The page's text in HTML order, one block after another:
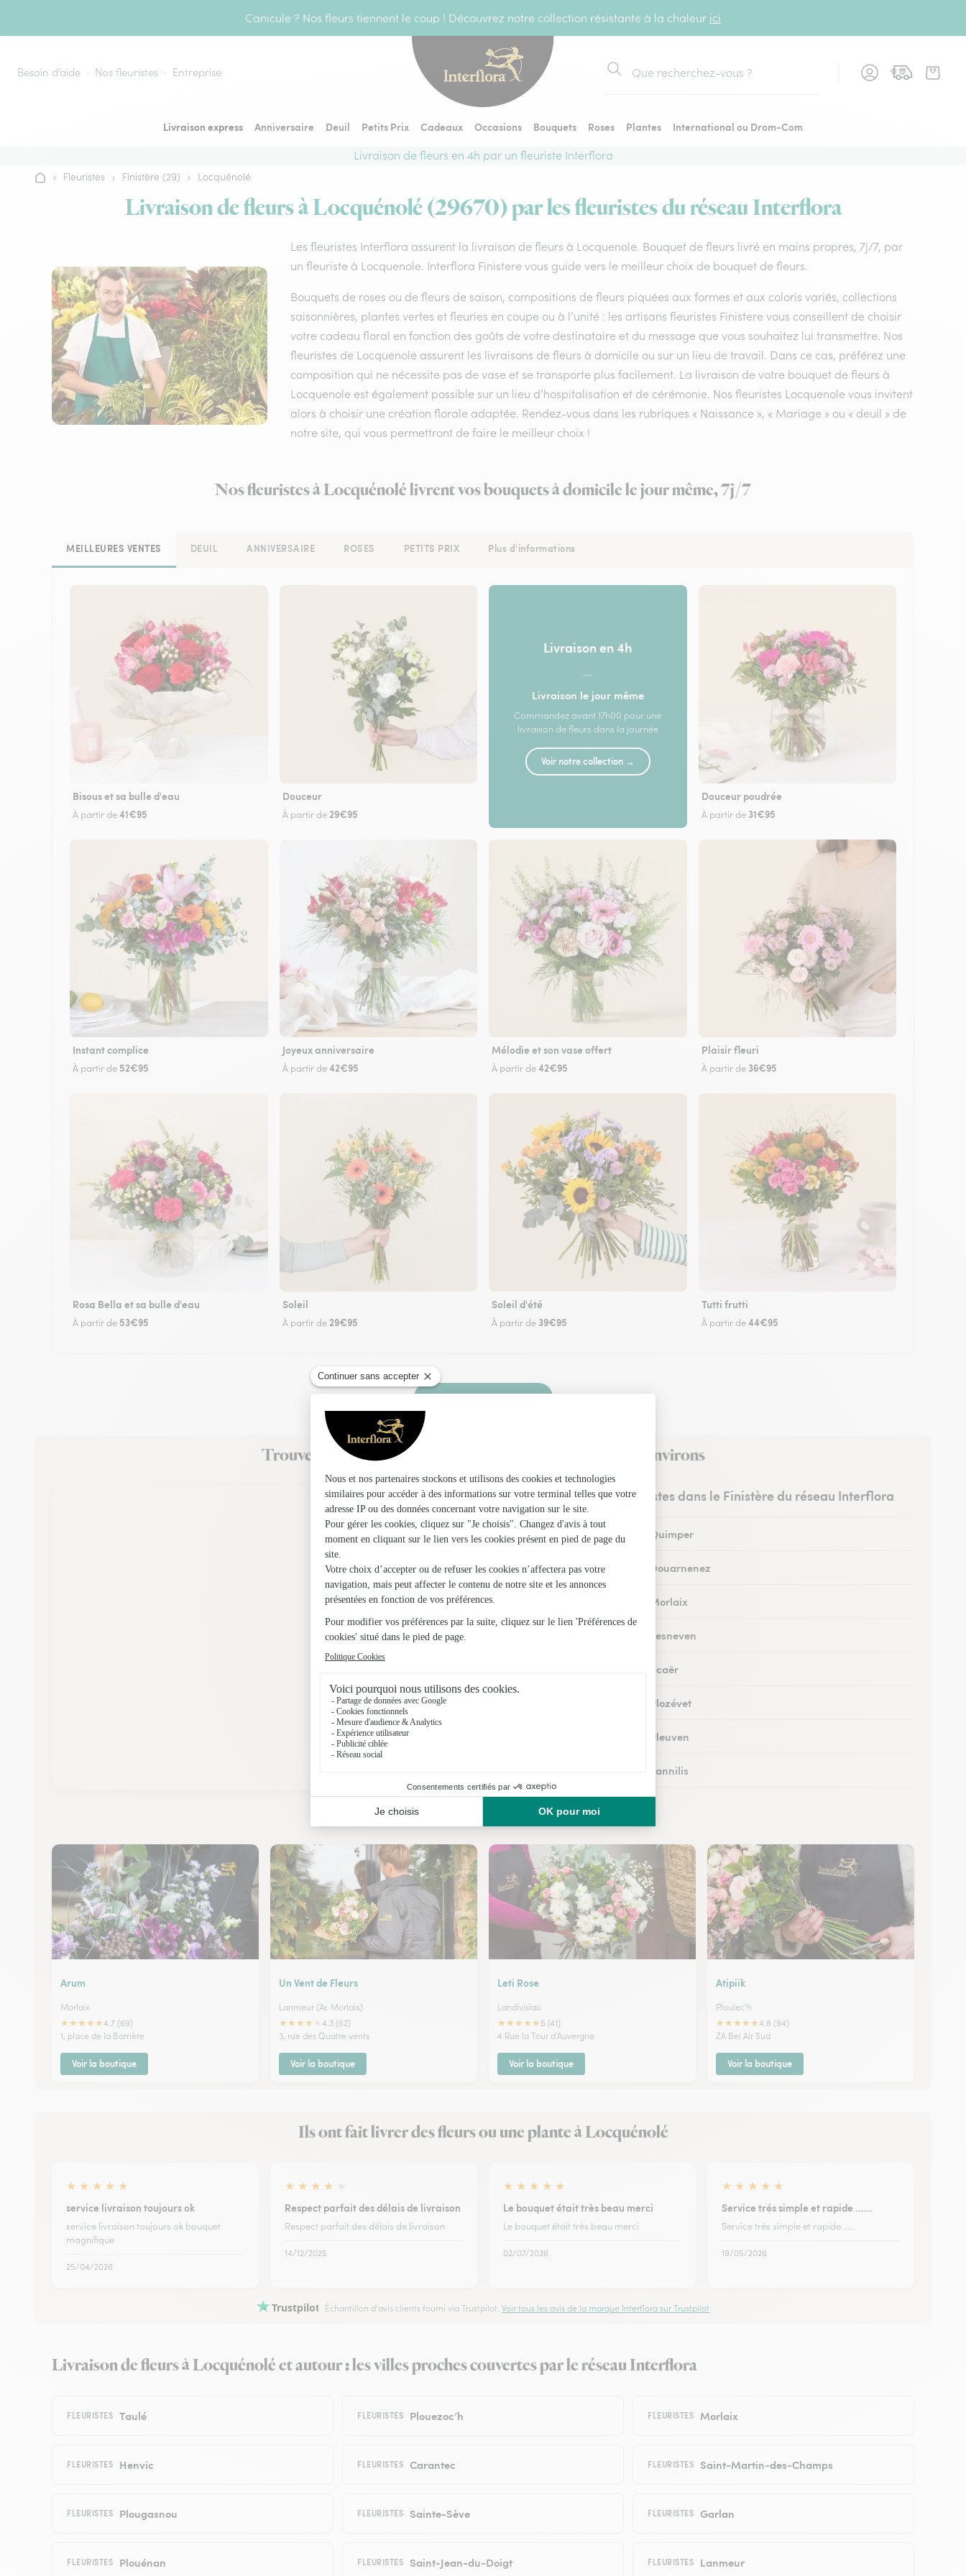
Canicule ? Nos fleurs tiennent le coup ! Découvrez notre collection résistante à la chaleur ici
Besoin d’aide Nos fleuristes Entreprise
Rechercher
Livraison express Anniversaire Deuil Petits Prix Cadeaux Occasions Bouquets Roses Plantes
International ou Drom-Com
Livraison de fleurs en 4h par un fleuriste Interflora
Accueil
› Fleuristes › Finistère (29) › Locquénolé
Livraison de fleurs à Locquénolé (29670) par les fleuristes du réseau Interflora
Les fleuristes Interflora assurent la livraison de fleurs à Locquenole. Bouquet de fleurs livré en mains propres, 7j/7, par
un fleuriste à Locquenole. Interflora Finistere vous guide vers le meilleur choix de bouquet de fleurs.
Bouquets de roses ou de fleurs de saison, compositions de fleurs piquées aux formes et aux coloris variés, collections
saisonnières, plantes vertes et fleuries en coupe ou à l’unité : les artisans fleuristes Finistere vous conseillent de choisir
votre cadeau floral en fonction des goûts de votre destinataire et du message que vous souhaitez lui transmettre. Nos
fleuristes de Locquenole assurent les livraisons de fleurs à domicile ou sur un lieu de travail. Dans ce cas, préférez une
composition qui ne nécessite pas de vase et se transporte plus facilement. La livraison de votre bouquet de fleurs à
Locquenole est également possible sur un lieu d’hospitalisation et de cérémonie. Nos fleuristes Locquenole vous invitent
alors à choisir une création florale adaptée. Rendez-vous dans les rubriques « Naissance », « Mariage » ou « deuil » de
notre site, qui vous permettront de faire le meilleur choix !
Nos fleuristes à Locquénolé livrent vos bouquets à domicile le jour même, 7j/7
MEILLEURES VENTES DEUIL ANNIVERSAIRE ROSES PETITS PRIX Plus d'informations
Bisous et sa bulle d'eau
À partir de41€95
Douceur
À partir de 29€95
Livraison en 4h
—
Livraison le jour même
Commandez avant 17h00 pour une
livraison de fleurs dans la journée
Voir notre collection →
Douceur poudrée
À partir de 31€95
Instant complice
À partir de 52€95
Joyeux anniversaire
À partir de42€95
Mélodie et son vase offert
À partir de42€95
Plaisir fleuri
À partir de 36€95
Rosa Bella et sa bulle d'eau
À partir de 53€95
Soleil
À partir de 29€95
Soleil d'été
À partir de 39€95
Tutti frutti
À partir de44€95
Faire livrer des fleurs
Trouvez un fleuriste Interflora à Locquénolé et dans ses environs
Les fleuristes dans le Finistère du réseau Interflora
Fleuristes à Quimper
Fleuristes à Douarnenez
Fleuristes à Morlaix
Fleuristes à Lesneven
Fleuristes à Scaër
Fleuristes à Plozévet
Fleuristes à Pleuven
Fleuristes à Lannilis
Nos fleuristes à Locquénolé
Arum
Morlaix
★★★★★4.7 (69)
1, place de la Barrière
Voir la boutique
Un Vent de Fleurs
Lanmeur (Ar. Morlaix)
★★★★
4.3 (62)
3, rue des Quatre vents
Voir la boutique
Leti Rose
Landivisiau
★★★★★ 5 (41)
4 Rue la Tour d'Auvergne
Voir la boutique
Atipiik
Ploulec'h
★★★★★4.8 (94)
ZA Bel Air Sud
Voir la boutique
Ils ont fait livrer des fleurs ou une plante à Locquénolé
★ ★ ★ ★ ★
service livraison toujours ok
service livraison toujours ok bouquet
magnifique
25/04/2026
★ ★ ★ ★
Respect parfait des délais de livraison
Respect parfait des délais de livraison
14/12/2025
★ ★ ★ ★ ★
Le bouquet était très beau merci
Le bouquet était très beau merci
02/07/2026
★ ★ ★ ★ ★
Service trés simple et rapide ......
Service trés simple et rapide ......
19/05/2026
Trustpilot Échantillon d'avis clients fourni via Trustpilot.Voir tous les avis de la marque Interflora sur Trustpilot
Livraison de fleurs à Locquénolé et autour : les villes proches couvertes par le réseau Interflora
FLEURISTES Taulé FLEURISTES Plouezoc’h FLEURISTES Morlaix
FLEURISTES Henvic FLEURISTES Carantec FLEURISTES Saint-Martin-des-Champs
FLEURISTES Plougasnou FLEURISTES Sainte-Sève FLEURISTES Garlan
FLEURISTES Plouénan FLEURISTES Saint-Jean-du-Doigt FLEURISTES Lanmeur